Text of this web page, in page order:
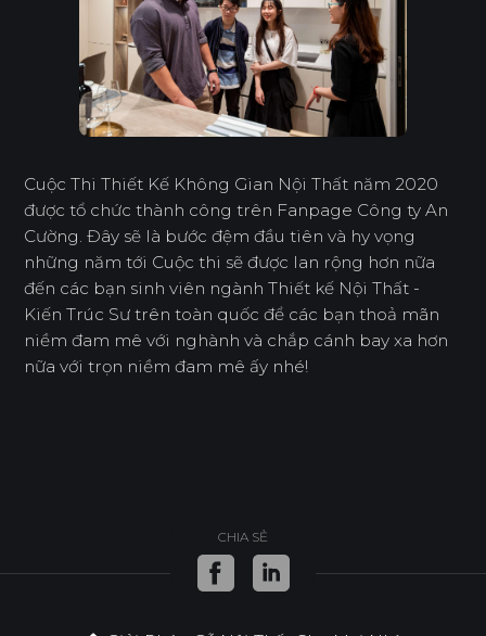
Cuộc Thi Thiết Kế Không Gian Nội Thất năm 2020
được tổ chức thành công trên Fanpage Công ty An
Cường. Đây sẽ là bước đệm đầu tiên và hy vọng
những năm tới Cuộc thi sẽ được lan rộng hơn nữa
đến các bạn sinh viên ngành Thiết kế Nội Thất -
Kiến Trúc Sư trên toàn quốc để các bạn thoả mãn
niềm đam mê với nghành và chắp cánh bay xa hơn
nữa với trọn niềm đam mê ấy nhé!
CHIA SẺ